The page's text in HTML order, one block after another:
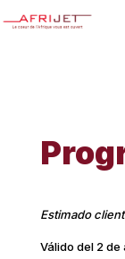
Estimado
Válido del 2